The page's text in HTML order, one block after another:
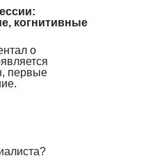
когнитивные
о
первые